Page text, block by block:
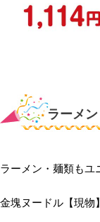
ラーメ
ラーメン・麺類もユ
金塊ヌードル【現物】